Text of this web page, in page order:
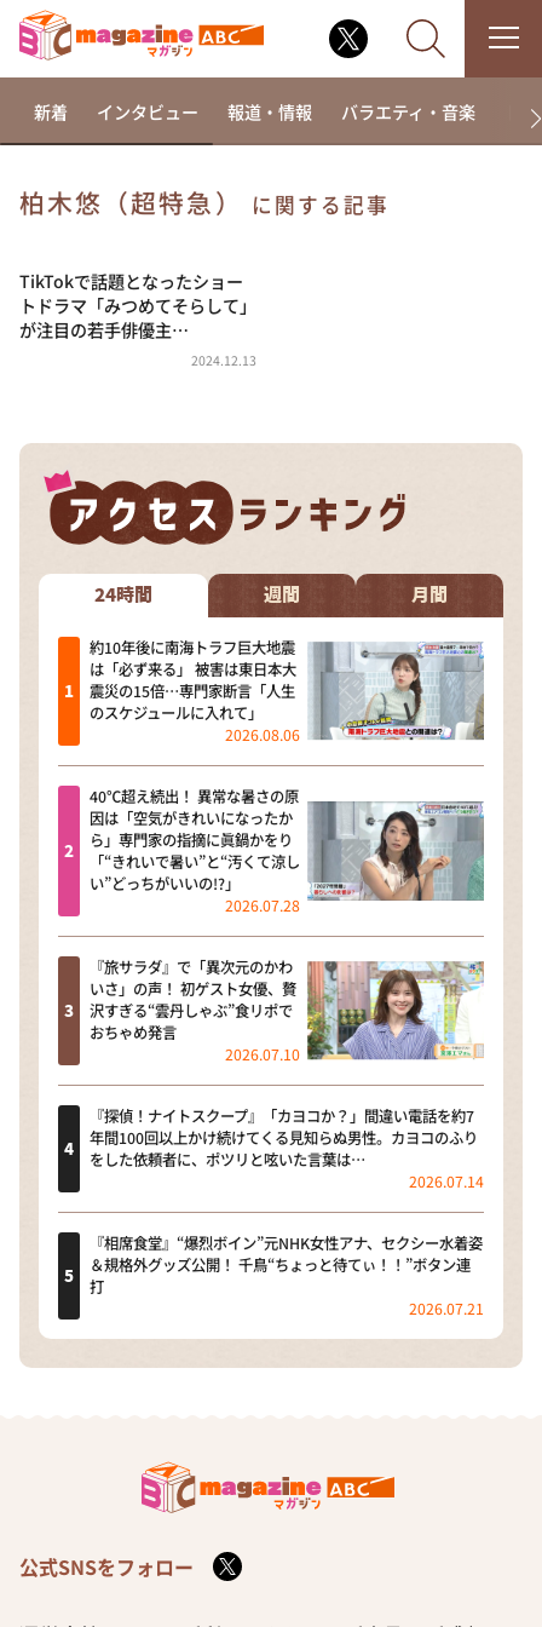
相席食堂
これ余談なんですけど・・・
～人生密着トークバラエティ！～ やすとものいたっ
河合＆A.B.C-Z塚田×福井アナ「なんでやねん！？」
（news おかえり）
DAIGOも台所 ～きょうの献立 何にする？～
本日はダイアンなり！シーズン２
朝だ！生です旅サラダ
教えて！ニュースライブ 正義のミカタ
ＬＩＦＥ～夢のカタチ～
新婚さんいらっしゃい！
ポツンと一軒家
ザキ山小屋本館
ぺこぱのまるスポ
新着 インタビュー 報道・情報 バラエティ・音楽 ド
柏木悠（超特急） に関する記事
TikTokで話題となったショー
トドラマ「みつめてそらして」
が注目の若手俳優主…
2024.12.13
24時間 週間 月間
約10年後に南海トラフ巨大地震
は「必ず来る」 被害は東日本大
震災の15倍…専門家断言「人生
のスケジュールに入れて」
2026.08.06
40℃超え続出！ 異常な暑さの原
因は「空気がきれいになったか
ら」専門家の指摘に眞鍋かをり
「“きれいで暑い”と“汚くて涼し
い”どっちがいいの!?」
2026.07.28
『旅サラダ』で「異次元のかわ
いさ」の声！ 初ゲスト女優、贅
沢すぎる“雲丹しゃぶ”食リポで
おちゃめ発言
2026.07.10
『探偵！ナイトスクープ』「カヨコか？」間違い電話を約7
年間100回以上かけ続けてくる見知らぬ男性。カヨコのふり
をした依頼者に、ポツリと呟いた言葉は…
2026.07.14
『相席食堂』“爆烈ボイン”元NHK女性アナ、セクシー水着姿
＆規格外グッズ公開！ 千鳥“ちょっと待てぃ！！”ボタン連
打
2026.07.21
公式SNSをフォロー